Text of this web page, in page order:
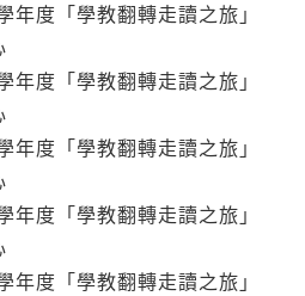
年度「學教翻轉走讀之旅」
年度「學教翻轉走讀之旅」
年度「學教翻轉走讀之旅」
年度「學教翻轉走讀之旅」
年度「學教翻轉走讀之旅」